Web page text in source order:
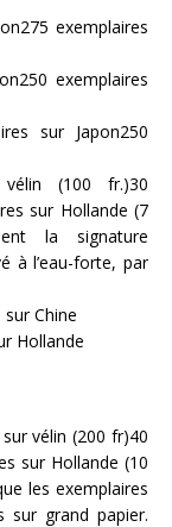
exemplaires
exemplaires
sur Japon250
vélin (100 fr.)30
sur Hollande (7
la signature
à l’eau-forte, par
Chine
Hollande
vélin (200 fr)40
sur Hollande (10
les exemplaires
grand papier.